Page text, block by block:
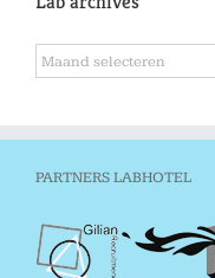
Lab
archives
PARTNERS LABHOTEL